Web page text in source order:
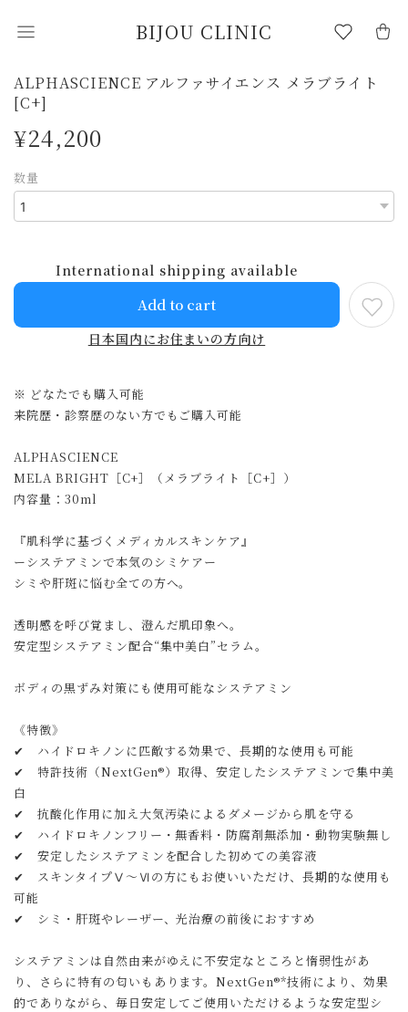
BIJOU CLINIC
ALPHASCIENCE アルファサイエンス メラブライト
[C+]
¥24,200
数量
International shipping available
Add to cart
日本国内にお住まいの方向け
※ どなたでも購入可能
来院歴・診察歴のない方でもご購入可能
ALPHASCIENCE
MELA BRIGHT［C+］（メラブライト［C+］）
内容量：30ml
『肌科学に基づくメディカルスキンケア』
ーシステアミンで本気のシミケアー
シミや肝斑に悩む全ての方へ。
透明感を呼び覚まし、澄んだ肌印象へ。
安定型システアミン配合“集中美白”セラム。
ボディの黒ずみ対策にも使用可能なシステアミン
《特徴》
✔ ハイドロキノンに匹敵する効果で、長期的な使用も可能
✔ 特許技術（NextGen®）取得、安定したシステアミンで集中美
白
✔ 抗酸化作用に加え大気汚染によるダメージから肌を守る
✔ ハイドロキノンフリー・無香料・防腐剤無添加・動物実験無し
✔ 安定したシステアミンを配合した初めての美容液
✔ スキンタイプⅤ～Ⅵの方にもお使いいただけ、長期的な使用も
可能
✔ シミ・肝斑やレーザー、光治療の前後におすすめ
システアミンは自然由来がゆえに不安定なところと惰弱性があ
り、さらに特有の匂いもあります。NextGen®*技術により、効果
的でありながら、毎日安定してご使用いただけるような安定型シ